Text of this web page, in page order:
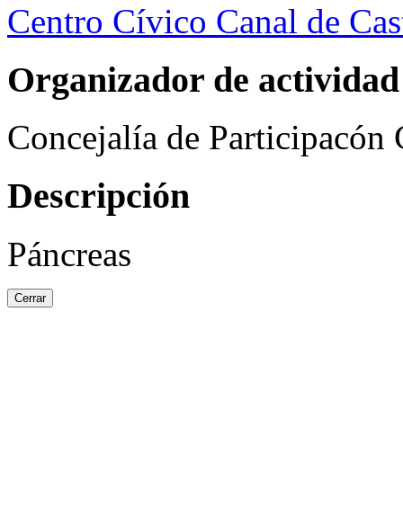
Centro Cívico Canal de
Organizador de actividad
Concejalía de Participacón
Descripción
Páncreas
Cerrar